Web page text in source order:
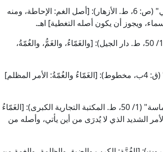
وقال الإمام أبو هلال العسكري في "شرح ديوان أبي محجن الثقفي" (ص: 6، ط. الأزهار): [أصل الغم: الإحاطة، ومنه
ويجوز أن يكون أصله التغطية] اهـ.
وقال العلامة المرزوقي [ت: 421هـ] في "شرح ديوان الحماسة" (1/ 50، ط. دار الجيل): [والغَمّاءُ، والغَمُّ، والغُمّةُ،
وقال الإمام ابن سيده [ت: 458هـ] في "الأنيق في شرح الحماسة" (ق: 4ب، مخطوط): [الغَمّاءُ والغُمّةُ: الأمر المظلم]
وقال العلامة أبو زكريا التبريزي [ت: 502هـ] في "شرح ديوان الحماسة" (1/ 50، ط. المكتبة التجارية الكبرى): [الغَمّاءُ
الشديد الذي لا يُدرَى من أين يأتي، وأصله من